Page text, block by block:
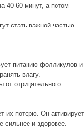
40-60 минут, а потом
стать важной частью
питанию фолликулов и
влагу,
от отрицательного
их потерю. Он активирует
сильнее и здоровее.